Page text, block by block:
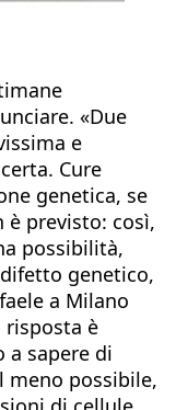
«Due
e
Cure
genetica, se
è previsto: così,
possibilità,
genetico,
a Milano
risposta è
a sapere di
meno possibile,